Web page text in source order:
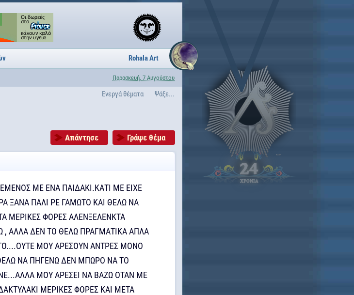
Rohala Art
Παρασκευή, 7 Αυγούστου
Ενεργά θέματα Ψάξε...
Απάντησε Γράψε θέμα
ΜΕ ΕΝΑ ΠΑΙΔΑΚΙ.ΚΑΤΙ ΜΕ ΕΙΧΕ
ΞΑΝΑ ΠΑΛΙ ΡΕ ΓΑΜΩΤΟ ΚΑΙ ΘΕΛΩ ΝΑ
ΜΕΡΙΚΕΣ ΦΟΡΕΣ ΑΛΕΝΞΕΛΕΝΚΤΑ
, ΑΛΛΑ ΔΕΝ ΤΟ ΘΕΛΩ ΠΡΑΓΜΑΤΙΚΑ ΑΠΛΑ
ΜΟΥ ΑΡΕΣΟΥΝ ΑΝΤΡΕΣ ΜΟΝΟ
ΝΑ ΠΗΓΕΝΩ ΔΕΝ ΜΠΩΡΟ ΝΑ ΤΟ
ΜΟΥ ΑΡΕΣΕΙ ΝΑ ΒΑΖΩ ΟΤΑΝ ΜΕ
ΜΕΡΙΚΕΣ ΦΟΡΕΣ ΚΑΙ ΜΕΤΑ
24
ΧΡΟΝΙΑ